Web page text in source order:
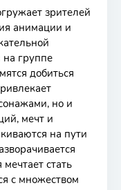
зрителей
анимации и
группе
добиться
но и
мечт и
на пути
стать
с множеством